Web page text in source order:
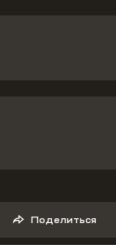
Поделиться